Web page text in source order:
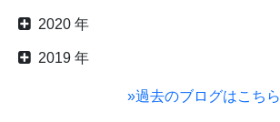
2020 年
2019 年
»過去のブログはこちら